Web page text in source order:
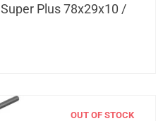
Plus 78x29x10 /
OUT OF STOCK